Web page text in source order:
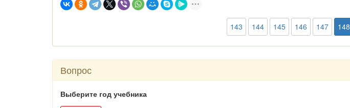
143 144 145 146 147 148
Вопрос
Выберите год учебника